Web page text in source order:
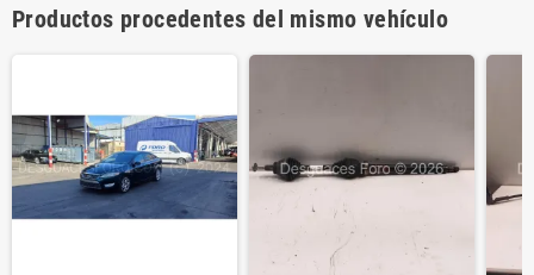
Productos procedentes del mismo vehículo